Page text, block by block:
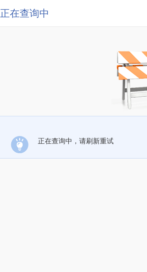
正在查询中
正在查询中，请刷新重试